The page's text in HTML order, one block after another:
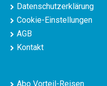
Datenschutzerklärung
Cookie-Einstellungen
AGB
Kontakt
Abo Vorteil-Reisen